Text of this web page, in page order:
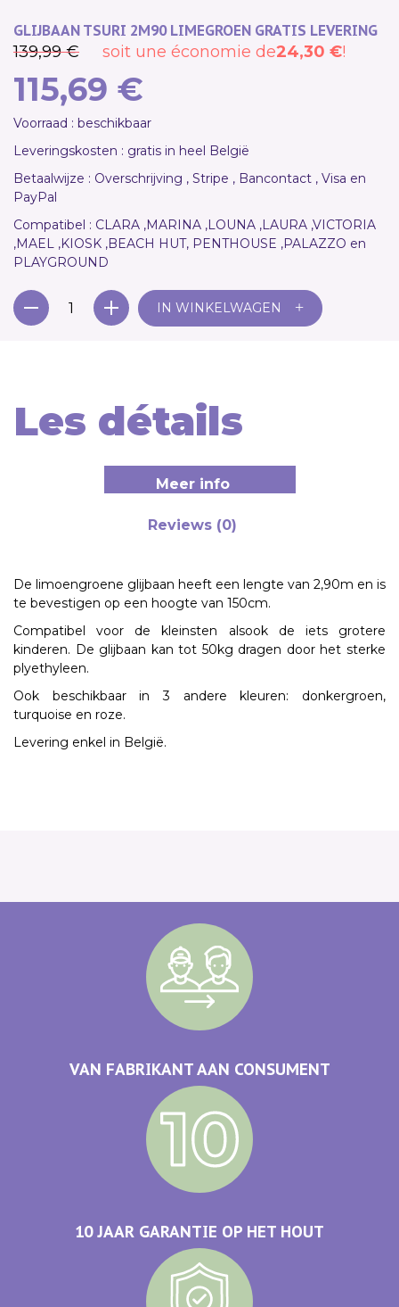
GLIJBAAN TSURI 2M90 LIMEGROEN GRATIS LEVERING
139,99 € soit une économie de24,30 €!
115,69 €
Voorraad : beschikbaar
Leveringskosten : gratis in heel België
Betaalwijze : Overschrijving , Stripe , Bancontact , Visa en
PayPal
Compatibel : CLARA ,MARINA ,LOUNA ,LAURA ,VICTORIA
,MAEL ,KIOSK ,BEACH HUT, PENTHOUSE ,PALAZZO en
PLAYGROUND
IN WINKELWAGEN +
Les détails
Meer info
Reviews (0)
De limoengroene glijbaan heeft een lengte van 2,90m en is
te bevestigen op een hoogte van 150cm.
Compatibel voor de kleinsten alsook de iets grotere
kinderen. De glijbaan kan tot 50kg dragen door het sterke
plyethyleen.
Ook beschikbaar in 3 andere kleuren: donkergroen,
turquoise en roze.
Levering enkel in België.
VAN FABRIKANT AAN CONSUMENT
10 JAAR GARANTIE OP HET HOUT